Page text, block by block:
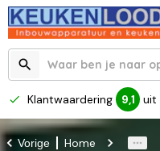
Klantwaardering 9,1 uit
Vorige Home